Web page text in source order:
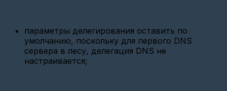
Особенности
настройки
Миртек-12-
параметры делегирования оставить по
умолчанию, поскольку для первого DNS
сервера в лесу, делегация DNS не
настраивается;